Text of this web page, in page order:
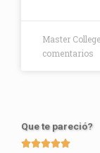
Master College
comentarios
Que te pareció?
